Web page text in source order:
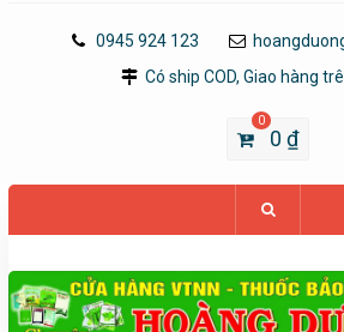
0945 924 123
Có ship COD, Giao hàng
0
0₫